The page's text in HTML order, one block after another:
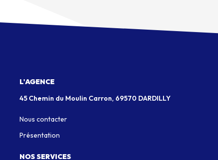
L'AGENCE
45 Chemin du Moulin Carron, 69570 DARDILLY
Nous contacter
Présentation
NOS SERVICES